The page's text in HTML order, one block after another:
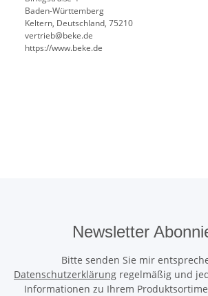
Baden-Württemberg
Keltern, Deutschland, 75210
vertrieb@beke.de
https://www.beke.de
Newsletter
Bitte senden Sie mir
Datenschutzerklärung regelmäßig und
Informationen zu Ihrem